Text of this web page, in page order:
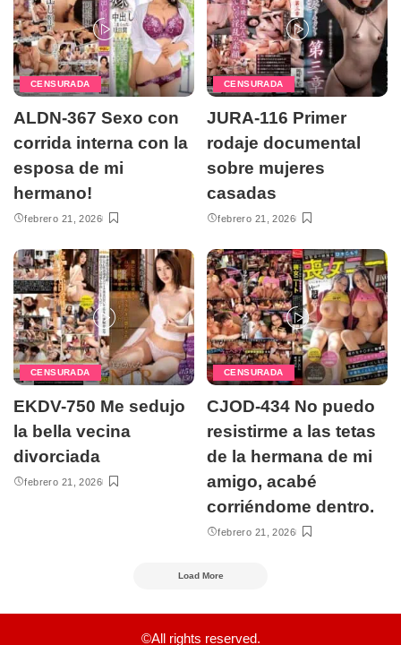
CENSURADA
ALDN-367 Sexo con
corrida interna con la
esposa de mi
hermano!
febrero 21, 2026
CENSURADA
JURA-116 Primer
rodaje documental
sobre mujeres
casadas
febrero 21, 2026
CENSURADA
EKDV-750 Me sedujo
la bella vecina
divorciada
febrero 21, 2026
CENSURADA
CJOD-434 No puedo
resistirme a las tetas
de la hermana de mi
amigo, acabé
corriéndome dentro.
febrero 21, 2026
Load More
©All rights reserved.